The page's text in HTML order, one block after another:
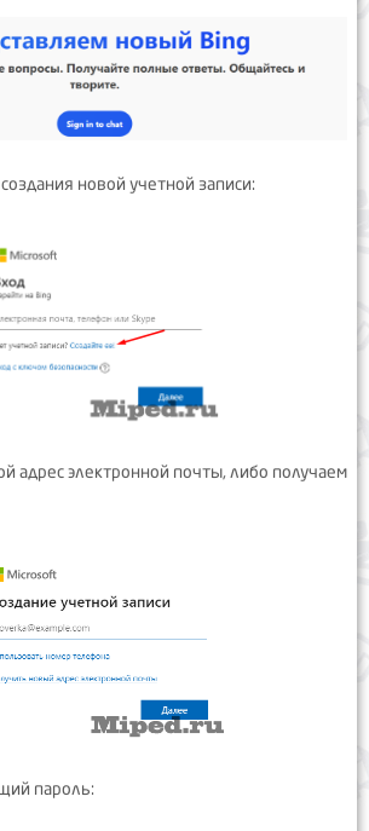
новой учетной записи:
адрес электронной почты, либо получаем
пароль: